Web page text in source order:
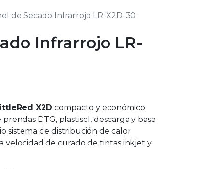
de Secado Infrarrojo LR-X2D-30
Infrarrojo LR-
X2D compacto y económico
DTG, plastisol, descarga y base
sistema de distribución de calor
velocidad de curado de tintas inkjet y